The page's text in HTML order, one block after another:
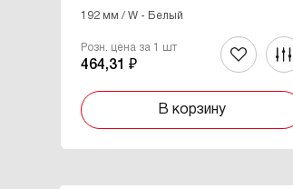
192 мм / W - Белый
Розн. цена за 1 шт
464,31 ₽
В корзину